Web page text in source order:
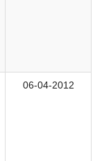
06-04-2012